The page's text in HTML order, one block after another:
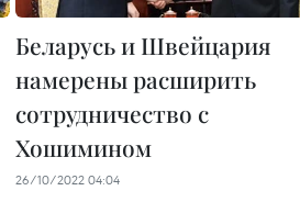
Беларусь и Швейцария
намерены расширить
сотрудничество с
Хошимином
26/10/2022 04:04